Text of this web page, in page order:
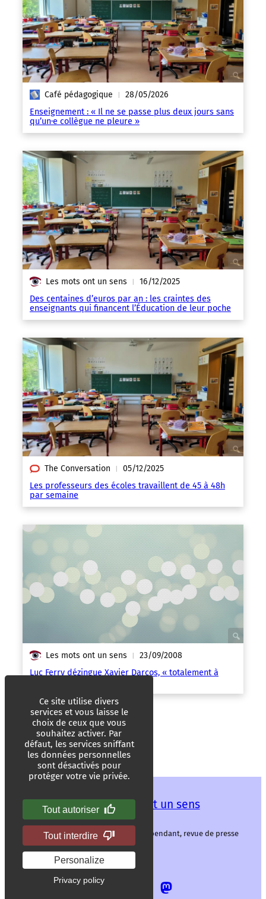
Café pédagogique | 28/05/2026
Enseignement : « Il ne se passe plus deux jours sans
qu’un·e collègue ne pleure »
Les mots ont un sens | 16/12/2025
Des centaines d’euros par an : les craintes des
enseignants qui financent l’Éducation de leur poche
The Conversation | 05/12/2025
Les professeurs des écoles travaillent de 45 à 48h
par semaine
Les mots ont un sens | 23/09/2008
Luc Ferry dézingue Xavier Darcos, « totalement à
Les mots ont un sens
Les mots ont un sens, média libre et indépendant, revue de presse
alternative.
Allez
Allez
sur
Ce site utilise divers
services et vous laisse le
choix de ceux que vous
souhaitez activer. Par
défaut, les services sniffant
les données personnelles
sont désactivés pour
protéger votre vie privée.
Tout autoriser
Tout interdire
Personalize
Privacy policy